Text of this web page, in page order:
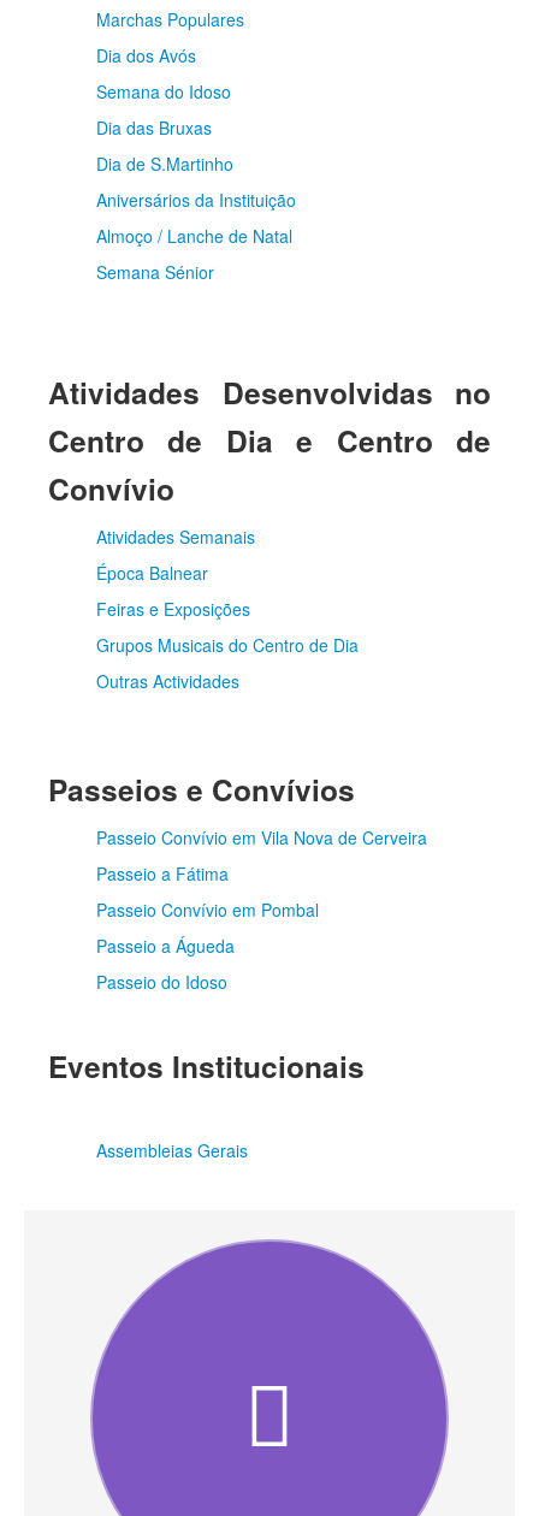
Marchas Populares
Dia dos Avós
Semana do Idoso
Dia das Bruxas
Dia de S.Martinho
Aniversários da Instituição
Almoço / Lanche de Natal
Semana Sénior
Atividades Desenvolvidas no
Centro de Dia e Centro de
Convívio
Atividades Semanais
Época Balnear
Feiras e Exposições
Grupos Musicais do Centro de Dia
Outras Actividades
Passeios e Convívios
Passeio Convívio em Vila Nova de Cerveira
Passeio a Fátima
Passeio Convívio em Pombal
Passeio a Águeda
Passeio do Idoso
Eventos Institucionais
Assembleias Gerais